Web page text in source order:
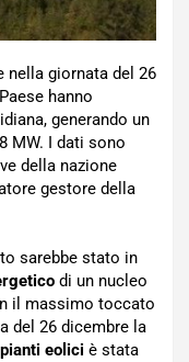
nella giornata del 26
hanno
generando un
MW. I dati sono
della nazione
gestore della
sarebbe stato in
di un nucleo
il massimo toccato
del 26 dicembre la
eolici è stata